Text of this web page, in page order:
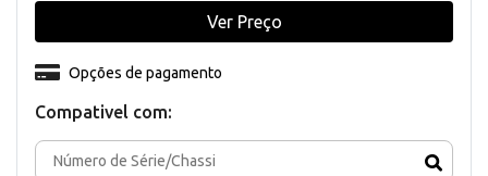
Compativel com:
Opções de pagamento
Ver Preço